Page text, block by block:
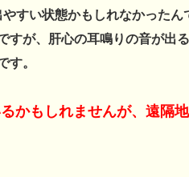
すい状態かもしれなかったん
すが、肝心の耳鳴りの音が出
す。
かもしれませんが、遠隔